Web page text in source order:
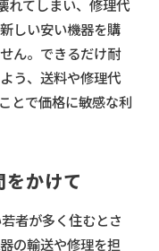
れてしまい、修理代
しい安い機器を購
ん。できるだけ耐
う、送料や修理代
とで価格に敏感な利
かけて
者が多く住むとさ
の輸送や修理を担